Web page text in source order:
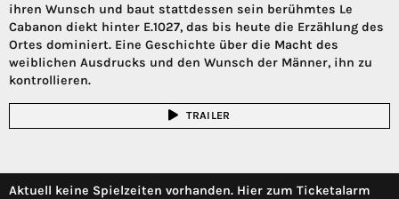
ihren Wunsch und baut stattdessen sein berühmtes Le
Cabanon diekt hinter E.1027, das bis heute die Erzählung des
Ortes dominiert. Eine Geschichte über die Macht des
weiblichen Ausdrucks und den Wunsch der Männer, ihn zu
kontrollieren.
TRAILER
Aktuell keine Spielzeiten vorhanden. Hier zum Ticketalarm